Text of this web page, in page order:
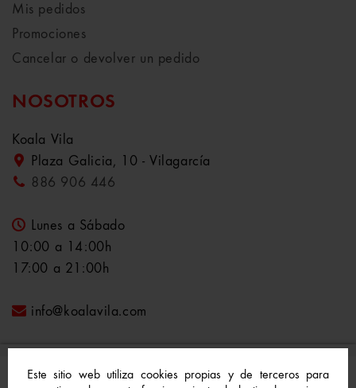
Este sitio web utiliza cookies propias y de terceros para
Mis pedidos
Promociones
Cancelar o devolver un pedido
NOSOTROS
Koala Vila
Plaza Galicia, 10 - Vilagarcía
886 906 446
Lunes a Sábado
10:00 a 14:00h
17:00 a 21:00h
info@koalavila.com